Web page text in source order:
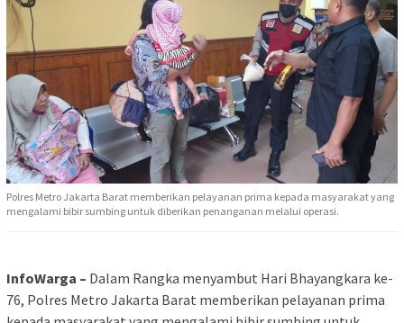
Polres Metro Jakarta Barat memberikan pelayanan prima kepada masyarakat yang
mengalami bibir sumbing untuk diberikan penanganan melalui operasi.
InfoWarga – Dalam Rangka menyambut Hari Bhayangkara ke-
76, Polres Metro Jakarta Barat memberikan pelayanan prima